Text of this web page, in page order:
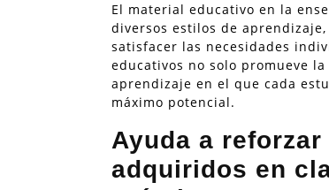
El material educativo en la
diversos estilos de
satisfacer las necesidades
educativos no solo promueve
aprendizaje en el que cada
máximo potencial.
Ayuda a
adquiridos en